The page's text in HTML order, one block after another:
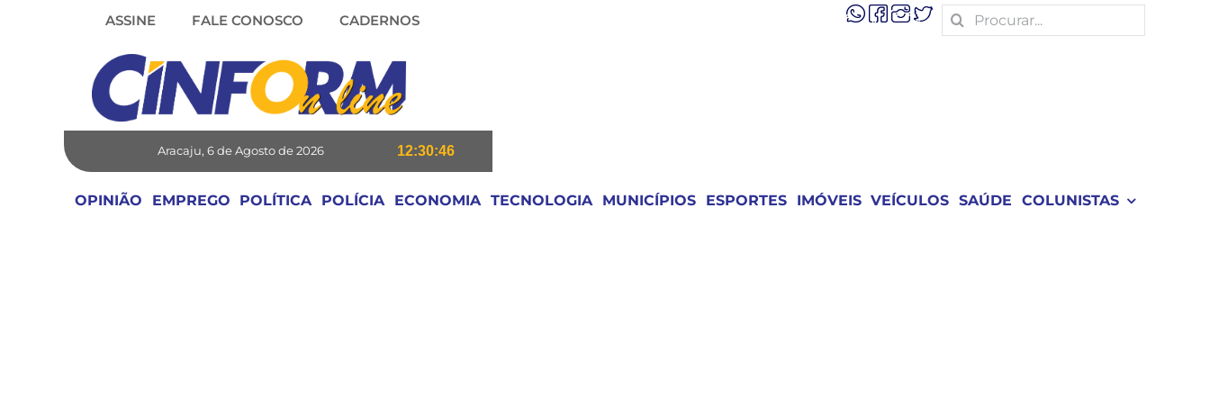
ASSINE FALE CONOSCO CADERNOS
Search
for:
Aracaju, 6 de Agosto de 2026 12:30:46
OPINIÃO EMPREGO POLÍTICA POLÍCIA ECONOMIA TECNOLOGIA MUNICÍPIOS ESPORTES IMÓVEIS VEÍCULOS SAÚDE COLUNISTAS